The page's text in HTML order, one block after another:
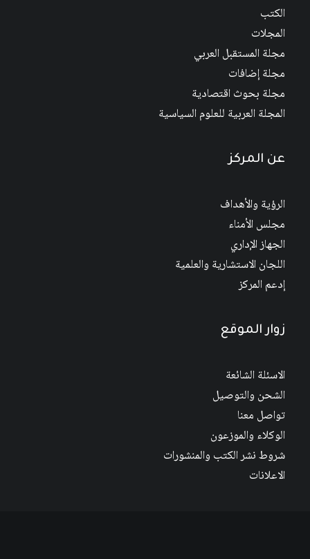
الكتب
المجلات
مجلة المستقبل العربي
مجلة إضافات
مجلة بحوث اقتصادية
المجلة العربية للعلوم السياسية
عن المركز
الرؤية والأهداف
مجلس الأمناء
الجهاز الإداري
اللجان الاستشارية والعلمية
إدعم المركز
زوار الموقع
الاسئلة الشائعة
الشحن والتوصيل
تواصل معنا
الوكلاء والموزعون
شروط نشر الكتب والمنشورات
الاعلانات